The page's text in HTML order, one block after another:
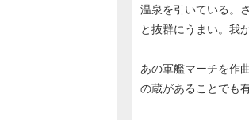
温泉を引いている。
と抜群にうまい。我
あの軍艦マーチを作
の蔵があることでも